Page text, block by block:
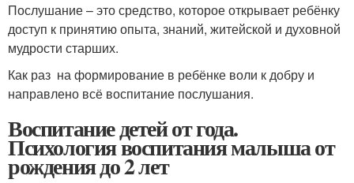
Послушание – это средство, которое открывает ребёнку
доступ к принятию опыта, знаний, житейской и духовной
мудрости старших.
Как раз на формирование в ребёнке воли к добру и
направлено всё воспитание послушания.
Воспитание детей от года.
Психология воспитания малыша от
рождения до 2 лет